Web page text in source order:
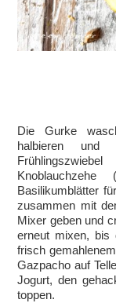
Die Gurke
halbieren und
Basilikumblätter
zusammen mit
Mixer geben und
erneut mixen, bis
frisch
Gazpacho auf
Jogurt, den
toppen.